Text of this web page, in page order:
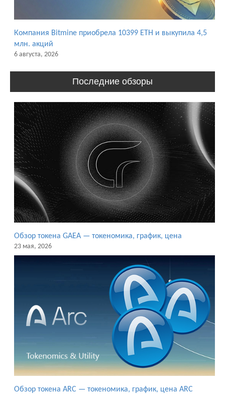
Компания Bitmine приобрела 10399 ETH и выкупила 4,5
млн. акций
6 августа, 2026
Последние обзоры
Обзор токена GAEA — токеномика, график, цена
23 мая, 2026
Обзор токена ARC — токеномика, график, цена ARC